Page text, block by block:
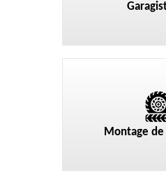
Montage